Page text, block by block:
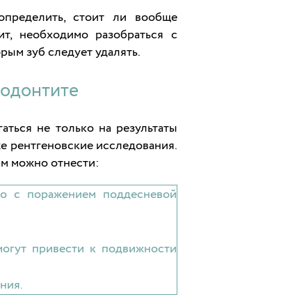
стоит ли вообще
необходимо разобраться с
зуб следует удалять.
не только на результаты
рентгеновские исследования.
можно отнести:
с поражением поддесневой
привести к подвижности